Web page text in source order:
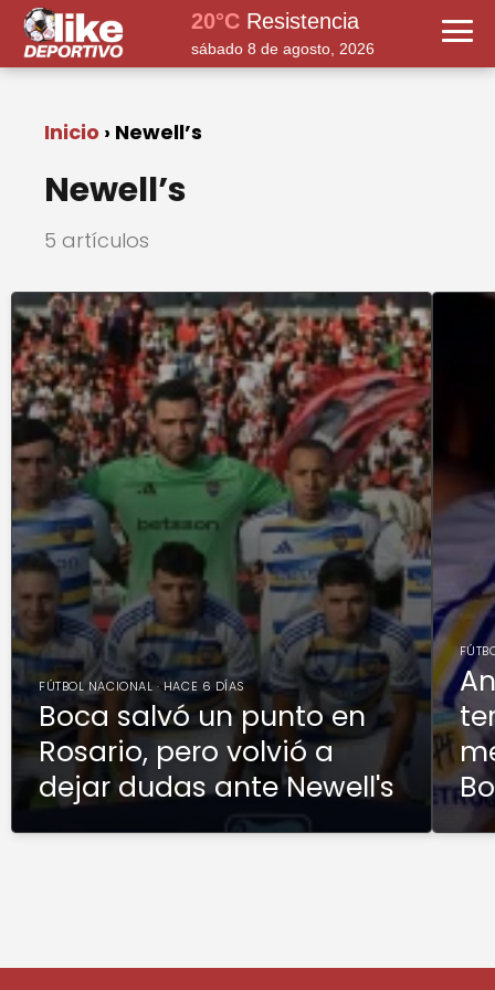
20°C Resistencia
sábado 8 de agosto, 2026
Inicio Newell’s
Newell’s
5 artículos
FÚTBOL NACIONAL · HACE 6 DÍAS
Boca salvó un punto en
Rosario, pero volvió a
dejar dudas ante Newell's